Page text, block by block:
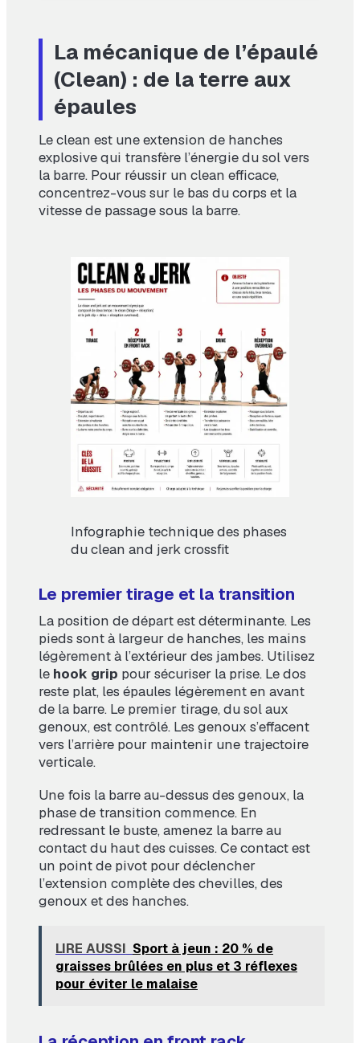
La mécanique de l’épaulé
(Clean) : de la terre aux
épaules
Le clean est une extension de hanches
explosive qui transfère l’énergie du sol vers
la barre. Pour réussir un clean efficace,
concentrez-vous sur le bas du corps et la
vitesse de passage sous la barre.
Infographie technique des phases
du clean and jerk crossfit
Le premier tirage et la transition
La position de départ est déterminante. Les
pieds sont à largeur de hanches, les mains
légèrement à l’extérieur des jambes. Utilisez
le hook grip pour sécuriser la prise. Le dos
reste plat, les épaules légèrement en avant
de la barre. Le premier tirage, du sol aux
genoux, est contrôlé. Les genoux s’effacent
vers l’arrière pour maintenir une trajectoire
verticale.
Une fois la barre au-dessus des genoux, la
phase de transition commence. En
redressant le buste, amenez la barre au
contact du haut des cuisses. Ce contact est
un point de pivot pour déclencher
l’extension complète des chevilles, des
genoux et des hanches.
LIRE AUSSI Sport à jeun : 20 % de
graisses brûlées en plus et 3 réflexes
pour éviter le malaise